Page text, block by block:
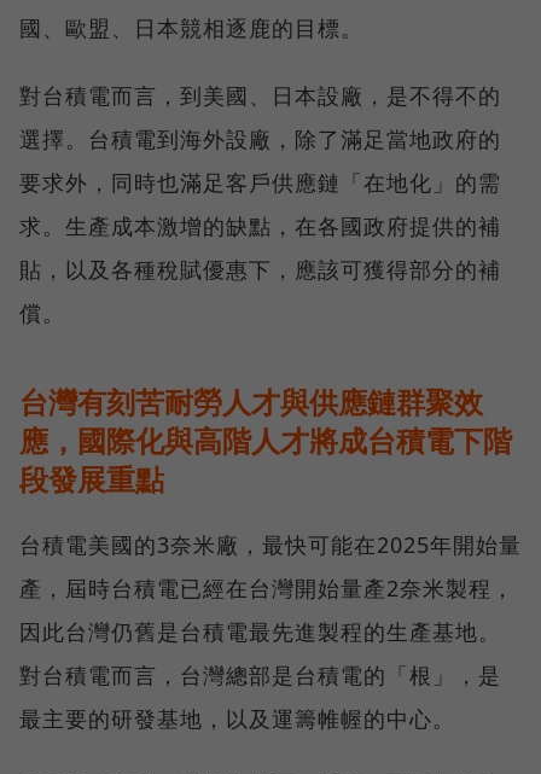
國、歐盟、日本競相逐鹿的目標。
對台積電而言，到美國、日本設廠，是不得不的
選擇。台積電到海外設廠，除了滿足當地政府的
要求外，同時也滿足客戶供應鏈「在地化」的需
求。生產成本激增的缺點，在各國政府提供的補
貼，以及各種稅賦優惠下，應該可獲得部分的補
償。
台灣有刻苦耐勞人才與供應鏈群聚效
應，國際化與高階人才將成台積電下階
段發展重點
台積電美國的3奈米廠，最快可能在2025年開始量
產，屆時台積電已經在台灣開始量產2奈米製程，
因此台灣仍舊是台積電最先進製程的生產基地。
對台積電而言，台灣總部是台積電的「根」，是
最主要的研發基地，以及運籌帷幄的中心。